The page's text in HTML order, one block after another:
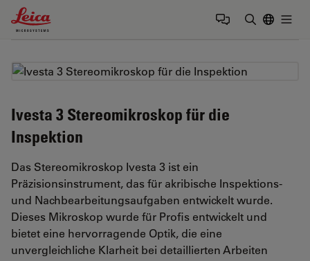
Leica Microsystems Logo
Ivesta 3 Stereomikroskop für die
Inspektion
Das Stereomikroskop Ivesta 3 ist ein
Präzisionsinstrument, das für akribische Inspektions-
und Nachbearbeitungsaufgaben entwickelt wurde.
Dieses Mikroskop wurde für Profis entwickelt und
bietet eine hervorragende Optik, die eine
unvergleichliche Klarheit bei detaillierten Arbeiten